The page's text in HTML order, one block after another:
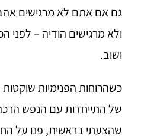
גם אם אתם לא מרגישים
ולא מרגישים הודיה – לפני
ושוב.
כשהרוחות הפנימיות
של התייחדות עם הנפש
שהצעתי בראשית, פנו על